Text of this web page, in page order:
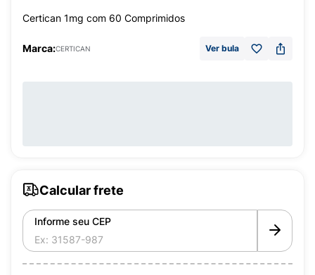
Certican 1mg com 60 Comprimidos
Marca:CERTICAN Ver bula
Calcular frete
Informe seu CEP